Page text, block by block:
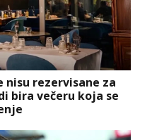
nisu rezervisane za
bira večeru koja se